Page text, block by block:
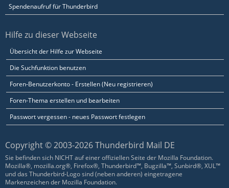
Spendenaufruf für Thunderbird
Hilfe zu dieser Webseite
Übersicht der Hilfe zur Webseite
Die Suchfunktion benutzen
Foren-Benutzerkonto - Erstellen (Neu registrieren)
Foren-Thema erstellen und bearbeiten
Passwort vergessen - neues Passwort festlegen
Copyright © 2003-2026 Thunderbird Mail DE
Sie befinden sich NICHT auf einer offiziellen Seite der Mozilla Foundation.
Mozilla®, mozilla.org®, Firefox®, Thunderbird™, Bugzilla™, Sunbird®, XUL™
und das Thunderbird-Logo sind (neben anderen) eingetragene
Markenzeichen der Mozilla Foundation.